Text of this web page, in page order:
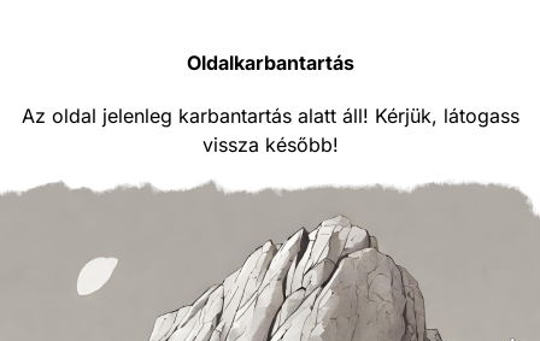
Oldalkarbantartás
Az oldal jelenleg karbantartás alatt áll! Kérjük, látogass
vissza később!